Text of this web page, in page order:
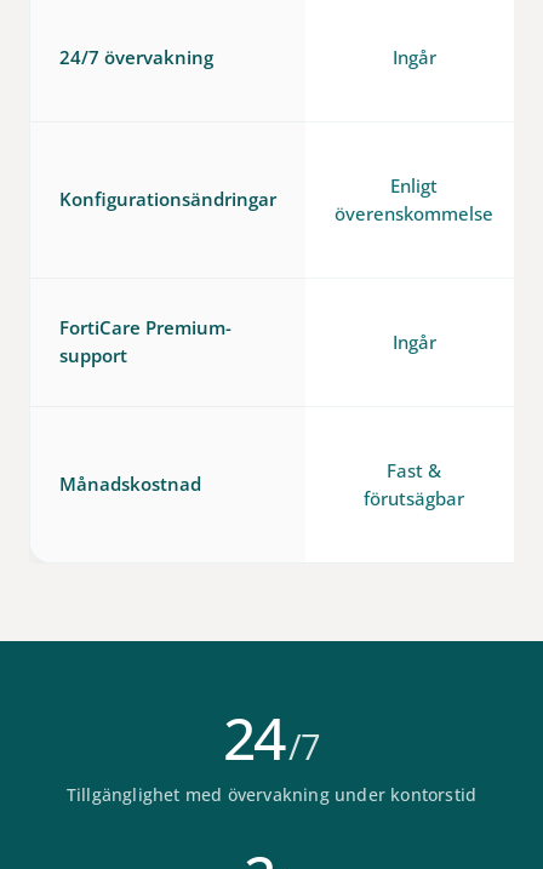
24/7 övervakning Ingår
Konfigurationsändringar
Enligt
överenskommelse
FortiCare Premium-
support
Ingår
Månadskostnad
Fast &
förutsägbar
24/7
Tillgänglighet med övervakning under kontorstid